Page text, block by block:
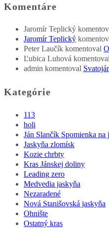
Komentáre
Jaromír Teplický
Jaromír Teplický
Peter Laučík komentoval
Ľubica Luhová komentoval
admin komentoval
Kategórie
113
holi
Ján Slančík Spomienka
Jaskyňa zlomísk
Kozie chrbty
Kras Jánskej doliny
Leading zero
Medvedia jaskyňa
Nezaradené
Nová Stanišovská jaskyňa
Ohnište
Ostatný kras